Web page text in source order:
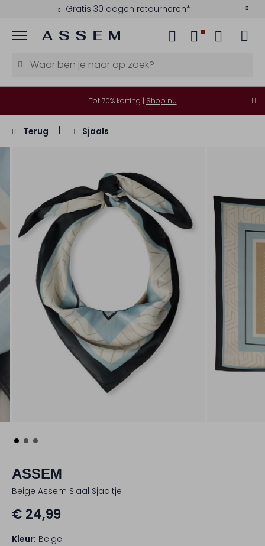
Gratis 30 dagen retourneren*
Menu
Tot 70% korting | Shop nu
Terug Sjaals
ASSEM
Beige Assem Sjaal Sjaaltje
€ 24,99
Kleur: Beige